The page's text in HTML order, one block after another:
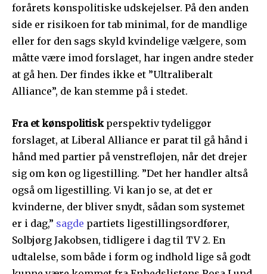
forårets kønspolitiske udskejelser. På den anden
side er risikoen for tab minimal, for de mandlige
eller for den sags skyld kvindelige vælgere, som
måtte være imod forslaget, har ingen andre steder
at gå hen. Der findes ikke et ”Ultraliberalt
Alliance”, de kan stemme på i stedet.
Fra et kønspolitiskperspektiv tydeliggør
forslaget, at Liberal Alliance er parat til gå hånd i
hånd med partier på venstrefløjen, når det drejer
sig om køn og ligestilling. ”Det her handler altså
også om ligestilling. Vi kan jo se, at det er
kvinderne, der bliver snydt, sådan som systemet
er i dag,” sagde partiets ligestillingsordfører,
Solbjørg Jakobsen, tidligere i dag til TV 2. En
udtalelse, som både i form og indhold lige så godt